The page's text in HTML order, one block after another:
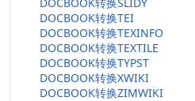
DOCBOOK转换TEI
DOCBOOK转换TEXINFO
DOCBOOK转换TEXTILE
DOCBOOK转换TYPST
DOCBOOK转换XWIKI
DOCBOOK转换ZIMWIKI